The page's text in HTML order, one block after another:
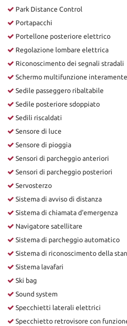
Park Distance Control
Portapacchi
Portellone posteriore elettrico
Regolazione lombare elettrica
Riconoscimento dei segnali stradali
Schermo multifunzione
Sedile passeggero ribaltabile
Sedile posteriore sdoppiato
Sedili riscaldati
Sensore di luce
Sensore di pioggia
Sensori di parcheggio anteriori
Sensori di parcheggio posteriori
Servosterzo
Sistema di avviso di distanza
Sistema di chiamata d'emergenza
Navigatore satellitare
Sistema di parcheggio automatico
Sistema di riconoscimento della
Sistema lavafari
Ski bag
Sound system
Specchietti laterali elettrici
Specchietto retrovisore con